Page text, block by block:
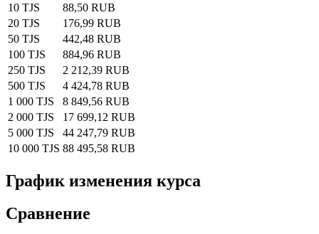
10 TJS
88,50 RUB
20 TJS
176,99 RUB
50 TJS
442,48 RUB
100 TJS
884,96 RUB
250 TJS
2 212,39 RUB
500 TJS
4 424,78 RUB
1 000 TJS
8 849,56 RUB
2 000 TJS
17 699,12 RUB
5 000 TJS
44 247,79 RUB
10 000 TJS 88 495,58 RUB
График изменения курса
Сравнение